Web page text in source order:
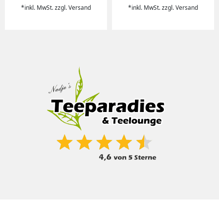
*inkl. MwSt. zzgl. Versand
*inkl. MwSt. zzgl. Versand